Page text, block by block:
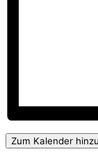
Zum Kalender